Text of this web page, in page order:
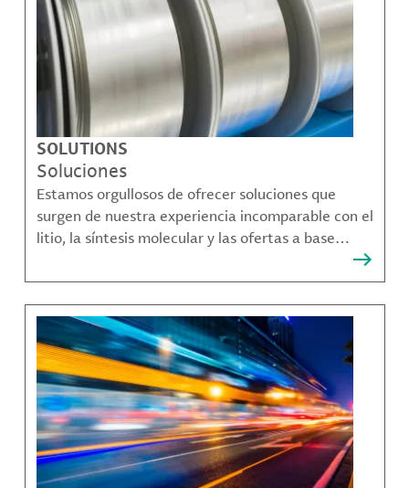
SOLUTIONS
Soluciones
Estamos orgullosos de ofrecer soluciones que
surgen de nuestra experiencia incomparable con el
litio, la síntesis molecular y las ofertas a base
bromo que resuelven muchos de los desafíos más
complejos de nuestros clientes.